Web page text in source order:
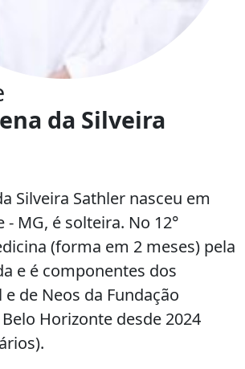
da Silveira
Silveira Sathler nasceu em
- MG, é solteira. No 12°
(forma em 2 meses) pela
e é componentes dos
e de Neos da Fundação
Horizonte desde 2024